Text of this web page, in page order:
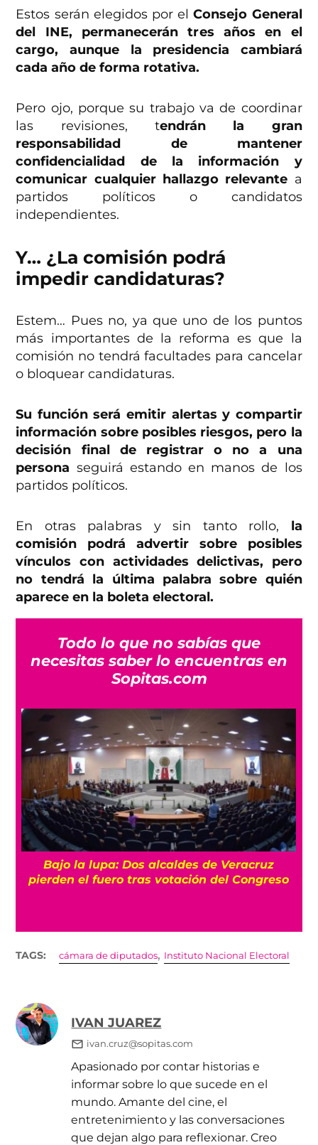
Estos serán elegidos por elConsejo General
del INE, permanecerán tres años en el
cargo, aunque la presidencia cambiará
cada año de forma rotativa.
Pero ojo, porque su trabajo va de coordinar
las revisiones, tendrán la gran
responsabilidad de mantener
confidencialidad de la información y
comunicar cualquier hallazgo relevante a
partidos políticos o candidatos
independientes.
Y… ¿La comisión podrá
impedir candidaturas?
Estem… Pues no, ya que uno de los puntos
más importantes de la reforma es que la
comisión no tendrá facultades para cancelar
o bloquear candidaturas.
Su función será emitir alertas y compartir
información sobre posibles riesgos, pero la
decisión final de registrar o no a una
persona seguirá estando en manos de los
partidos políticos.
En otras palabras y sin tanto rollo, la
comisión podrá advertir sobre posibles
vínculos con actividades delictivas, pero
no tendrá la última palabra sobre quién
aparece en la boleta electoral.
Todo lo que no sabías que
necesitas saber lo encuentras en
Sopitas.com
Bajo la lupa: Dos alcaldes de Veracruz
pierden el fuero tras votación del Congreso
TAGS: cámara de diputados, Instituto Nacional Electoral
IVAN JUAREZ
ivan.cruz@sopitas.com
Apasionado por contar historias e
informar sobre lo que sucede en el
mundo. Amante del cine, el
entretenimiento y las conversaciones
que dejan algo para reflexionar. Creo